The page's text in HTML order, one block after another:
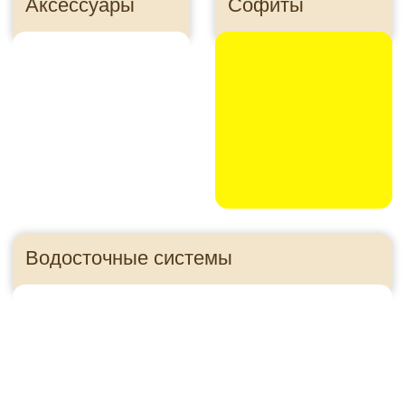
Панели для цоколя